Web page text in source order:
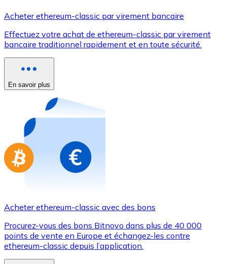
Utilisez les cartes Visa et Mastercard pour acheter
Acheter avec carte
Nouveau
Achetez des cartes-cadeaux de vos marques
Aller à la boutique de cartes-cadeaux
Acheter ethereum-classic par virement bancaire
Effectuez votre achat de ethereum-classic par virement
bancaire traditionnel rapidement et en toute sécurité.
En savoir plus
Acheter ethereum-classic avec des bons
Procurez-vous des bons Bitnovo dans plus de 40 000
points de vente en Europe et échangez-les contre
ethereum-classic depuis l’application.